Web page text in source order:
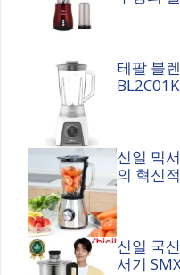
테팔 블
신일 믹
의 혁신
신일 국
서기